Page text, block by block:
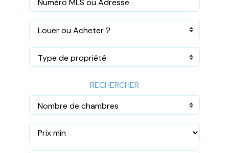
Louer ou Acheter ?
Type de propriété
RECHERCHER
Nombre de chambres